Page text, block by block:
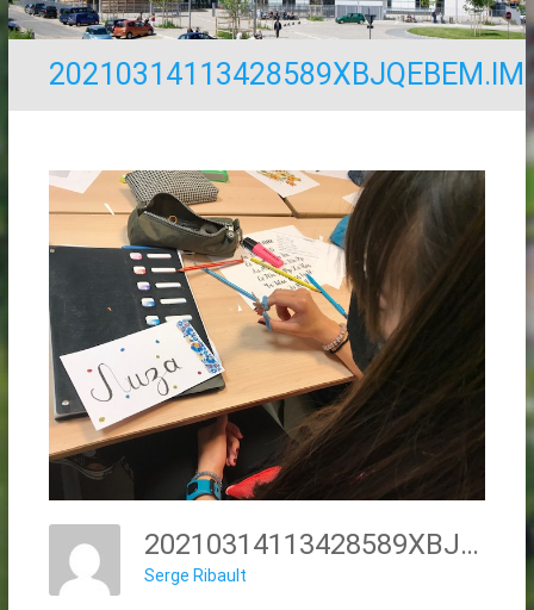
20210314113428589XBJQEBEM.IMG_1100
Serge Ribault